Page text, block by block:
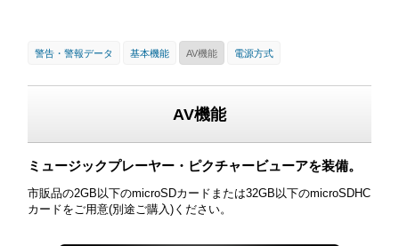
警告・警報データ 基本機能 AV機能 電源方式
AV機能
ミュージックプレーヤー・ピクチャービューアを装備。
市販品の2GB以下のmicroSDカードまたは32GB以下のmicroSDHC
カードをご用意(別途ご購入)ください。